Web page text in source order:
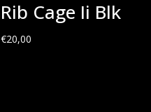
Rib Cage Ii Blk
€20,00